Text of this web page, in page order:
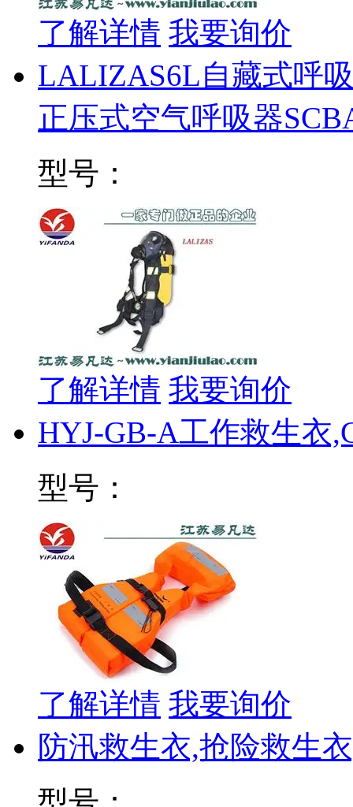
了解详情 我要询价
LALIZAS6L自藏式呼
正压式空气呼吸器
型号：
了解详情 我要询价
HYJ-GB-A工作救生衣
型号：
了解详情 我要询价
防汛救生衣,抢险救生